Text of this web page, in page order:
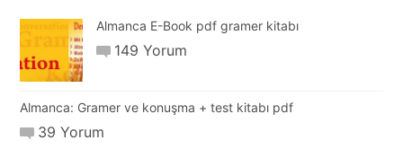
Almanca E-Book pdf gramer kitabı
149 Yorum
Almanca: Gramer ve konuşma + test kitabı pdf
39 Yorum